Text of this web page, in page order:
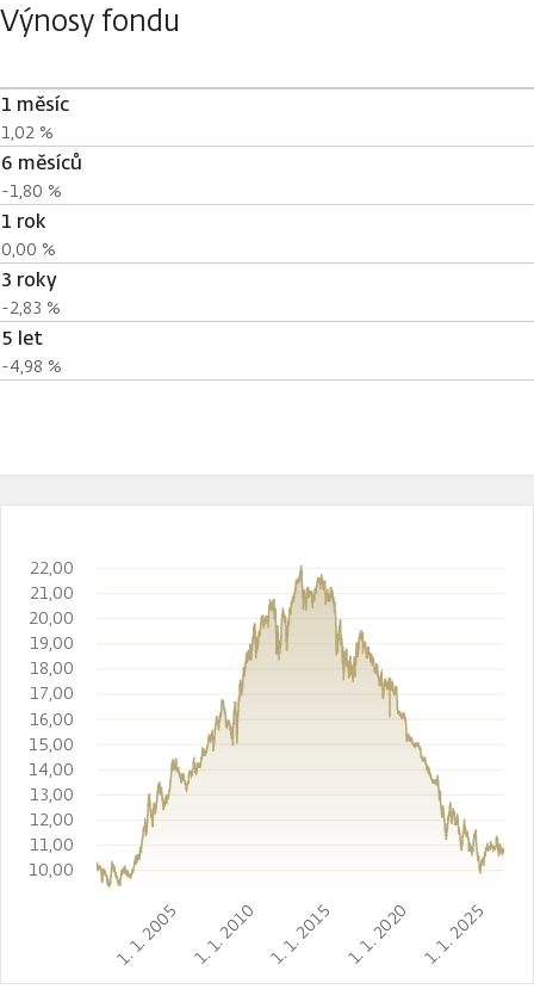
Výnosy fondu
1 měsíc
1,02 %
6 měsíců
-1,80 %
1 rok
0,00 %
3 roky
-2,83 %
5 let
-4,98 %
1. 1. 2005 1. 1. 2010 1. 1. 2015 1. 1. 2020 1. 1. 2025
10,00
11,00
12,00
13,00
14,00
15,00
16,00
17,00
18,00
19,00
20,00
21,00
22,00